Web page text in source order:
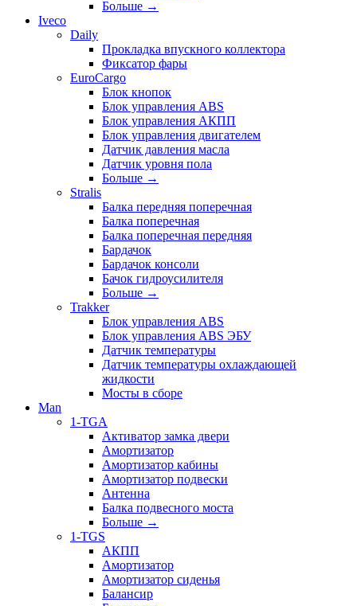
Больше →
Iveco
Daily
Прокладка впускного коллектора
Фиксатор фары
EuroCargo
Блок кнопок
Блок управления ABS
Блок управления АКПП
Блок управления двигателем
Датчик давления масла
Датчик уровня пола
Больше →
Stralis
Балка передняя поперечная
Балка поперечная
Балка поперечная передняя
Бардачок
Бардачок консоли
Бачок гидроусилителя
Больше →
Trakker
Блок управления ABS
Блок управления ABS ЭБУ
Датчик температуры
Датчик температуры охлаждающей
жидкости
Мосты в сборе
Man
1-TGA
Активатор замка двери
Амортизатор
Амортизатор кабины
Амортизатор подвески
Антенна
Балка подвесного моста
Больше →
1-TGS
АКПП
Амортизатор
Амортизатор сиденья
Балансир